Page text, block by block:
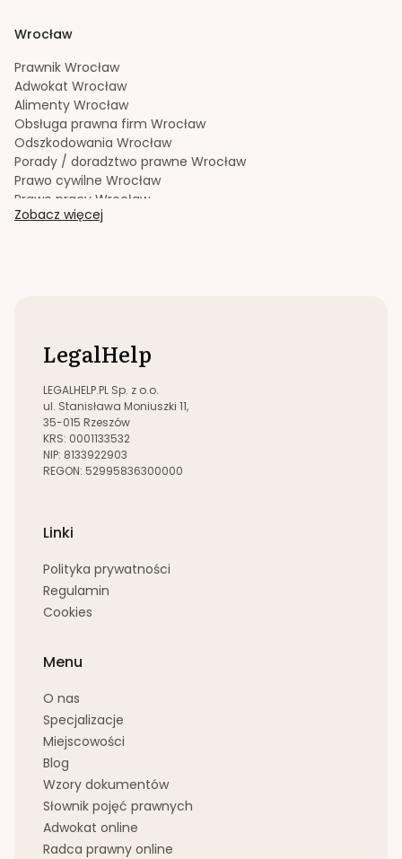
Rozwód Warszawa
Sporządzanie testamentów
Upadłość konsumencka
Windykacja należności
Zachowek Warszawa
Zakładanie i rejestracja spółek
Wrocław
Prawnik Wrocław
Adwokat Wrocław
Alimenty Wrocław
Obsługa prawna firm Wrocław
Odszkodowania Wrocław
Porady / doradztwo prawne Wrocław
Prawo cywilne Wrocław
Prawo pracy Wrocław
Prawo spadkowe
Zachowek Wrocław
Zakładanie i rejestracja spółek
Zobacz więcej
LegalHelp
LEGALHELP.PL Sp. z o.o.
ul. Stanisława Moniuszki 11,
35-015 Rzeszów
KRS: 0001133532
NIP: 8133922903
REGON: 52995836300000
Linki
Polityka prywatności
Regulamin
Cookies
Menu
O nas
Specjalizacje
Miejscowości
Blog
Wzory dokumentów
Słownik pojęć prawnych
Adwokat online
Radca prawny online